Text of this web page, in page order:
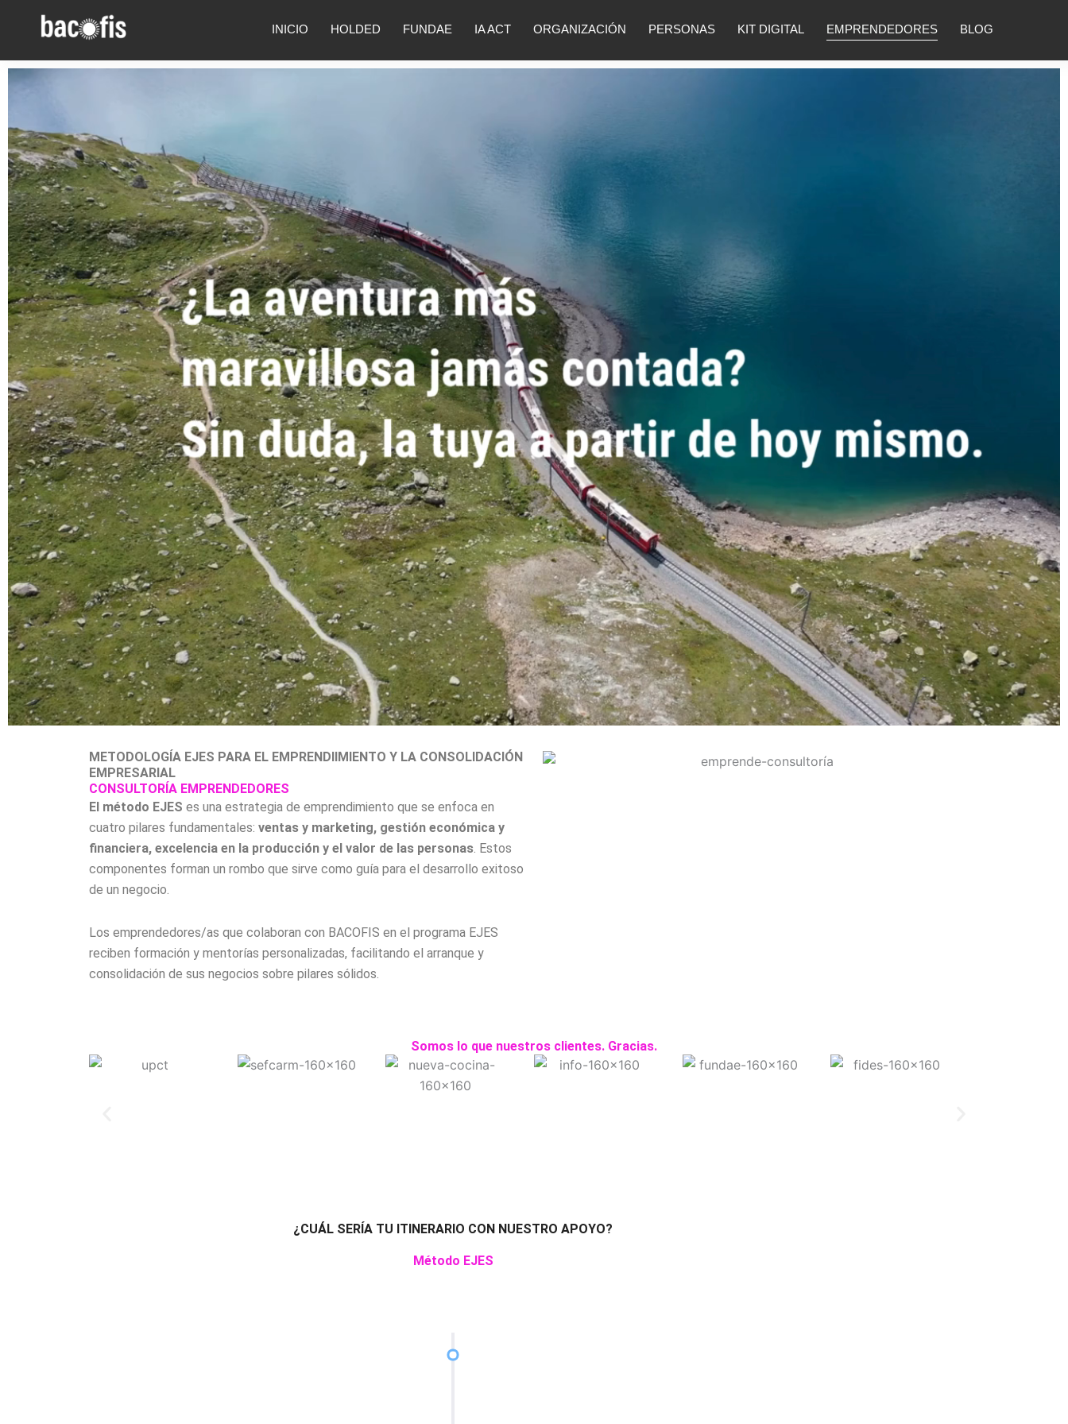
INICIO HOLDED FUNDAE IA ACT ORGANIZACIÓN PERSONAS KIT DIGITAL EMPRENDEDORES BLOG
METODOLOGÍA EJES PARA EL EMPRENDIIMIENTO Y LA CONSOLIDACIÓN
EMPRESARIAL
CONSULTORÍA EMPRENDEDORES
El método EJES es una estrategia de emprendimiento que se enfoca en
cuatro pilares fundamentales: ventas y marketing, gestión económica y
financiera, excelencia en la producción y el valor de las personas. Estos
componentes forman un rombo que sirve como guía para el desarrollo exitoso
de un negocio.
Los emprendedores/as que colaboran con BACOFIS en el programa EJES
reciben formación y mentorías personalizadas, facilitando el arranque y
consolidación de sus negocios sobre pilares sólidos.
Somos lo que nuestros clientes. Gracias.
¿CUÁL SERÍA TU ITINERARIO CON NUESTRO APOYO?
Método EJES